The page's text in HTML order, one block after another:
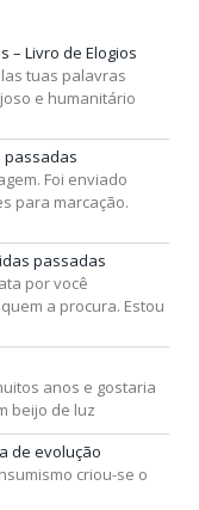
– Livro de Elogios
tuas palavras
e humanitário
passadas
Foi enviado
para marcação.
passadas
por você
a procura. Estou
anos e gostaria
beijo de luz
de evolução
criou-se o